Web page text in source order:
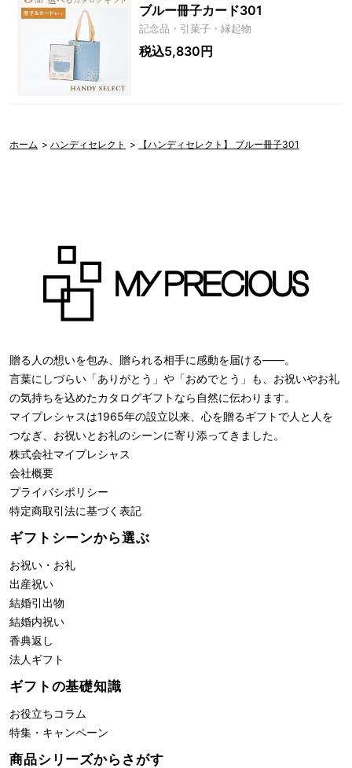
ブルー冊子カード301
記念品・引菓子・縁起物
税込5,830円
ホーム > ハンディセレクト > 【ハンディセレクト】 ブルー冊子301
贈る人の想いを包み、贈られる相手に感動を届ける――。
言葉にしづらい「ありがとう」や「おめでとう」も、お祝いやお礼
の気持ちを込めたカタログギフトなら自然に伝わります。
マイプレシャスは1965年の設立以来、心を贈るギフトで人と人を
つなぎ、お祝いとお礼のシーンに寄り添ってきました。
株式会社マイプレシャス
会社概要
プライバシポリシー
特定商取引法に基づく表記
ギフトシーンから選ぶ
お祝い・お礼
出産祝い
結婚引出物
結婚内祝い
香典返し
法人ギフト
ギフトの基礎知識
お役立ちコラム
特集・キャンペーン
商品シリーズからさがす